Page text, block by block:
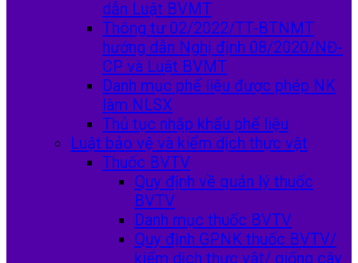
dẫn Luật BVMT
Thông tư 02/2022/TT-BTNMT
hướng dẫn Nghị định 08/2020/NĐ-
CP và Luật BVMT
Danh mục phế liệu được phép NK
làm NLSX
Thủ tục nhập khẩu phế liệu
Luật bảo vệ và kiểm dịch thực vật
Thuốc BVTV
Quy định về quản lý thuốc
BVTV
Danh mục thuốc BVTV
Quy định GPNK thuốc BVTV/
kiểm dịch thực vật/ giống cây